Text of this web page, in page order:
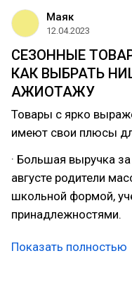
Маяк
12.04.2023
СЕЗОННЫЕ
КАК ВЫБРАТЬ
АЖИОТАЖУ
Товары с ярко
имеют свои плюсы
· Большая выручка
августе родители
школьной формой,
принадлежностями.
Показать полностью